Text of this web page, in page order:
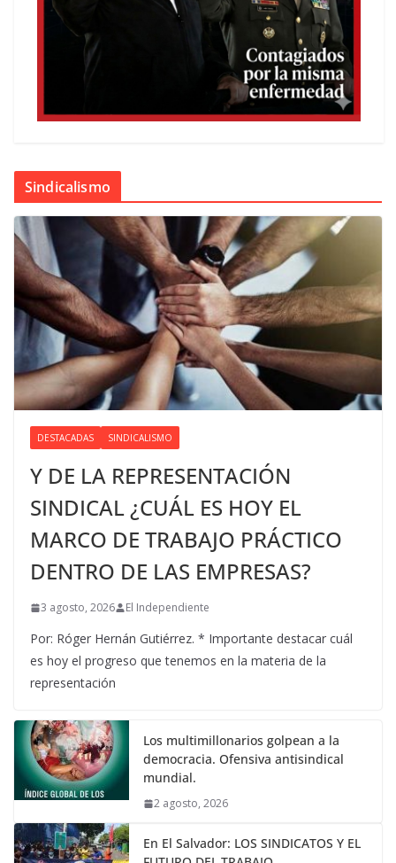
Sindicalismo
DESTACADAS SINDICALISMO
Y DE LA REPRESENTACIÓN
SINDICAL ¿CUÁL ES HOY EL
MARCO DE TRABAJO PRÁCTICO
DENTRO DE LAS EMPRESAS?
3 agosto, 2026 El Independiente
Por: Róger Hernán Gutiérrez. * Importante destacar cuál
es hoy el progreso que tenemos en la materia de la
representación
Los multimillonarios golpean a la
democracia. Ofensiva antisindical
mundial.
2 agosto, 2026
En El Salvador: LOS SINDICATOS Y EL